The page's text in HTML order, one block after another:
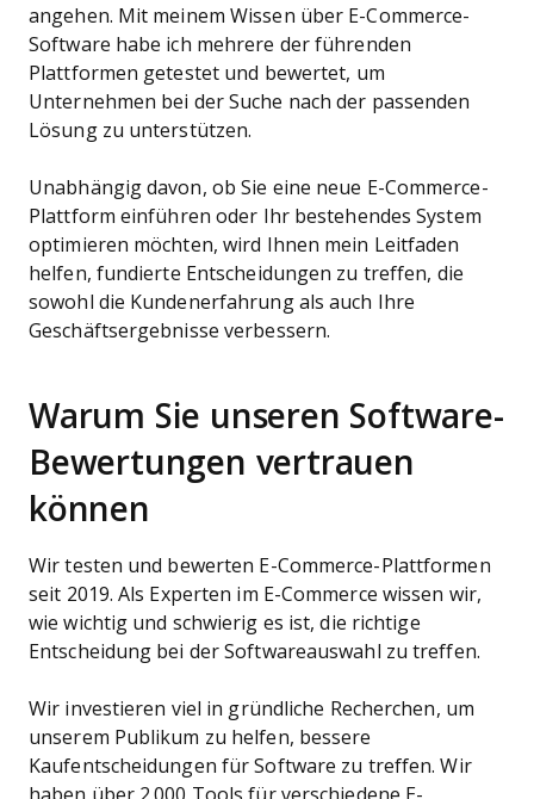
angehen. Mit meinem Wissen über E-Commerce-
Software habe ich mehrere der führenden
Plattformen getestet und bewertet, um
Unternehmen bei der Suche nach der passenden
Lösung zu unterstützen.
Unabhängig davon, ob Sie eine neue E-Commerce-
Plattform einführen oder Ihr bestehendes System
optimieren möchten, wird Ihnen mein Leitfaden
helfen, fundierte Entscheidungen zu treffen, die
sowohl die Kundenerfahrung als auch Ihre
Geschäftsergebnisse verbessern.
Warum Sie unseren Software-
Bewertungen vertrauen
können
Wir testen und bewerten E-Commerce-Plattformen
seit 2019. Als Experten im E-Commerce wissen wir,
wie wichtig und schwierig es ist, die richtige
Entscheidung bei der Softwareauswahl zu treffen.
Wir investieren viel in gründliche Recherchen, um
unserem Publikum zu helfen, bessere
Kaufentscheidungen für Software zu treffen. Wir
haben über 2.000 Tools für verschiedene E-